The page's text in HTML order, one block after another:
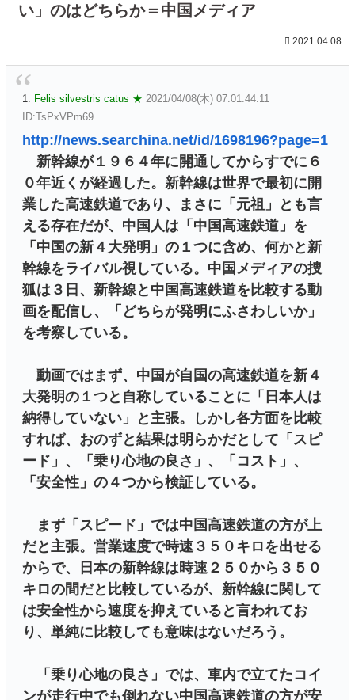
い」のはどちらか＝中国メディア
2021.04.08
1: Felis silvestris catus ★ 2021/04/08(木) 07:01:44.11
ID:TsPxVPm69
http://news.searchina.net/id/1698196?page=1
新幹線が１９６４年に開通してからすでに６
０年近くが経過した。新幹線は世界で最初に開
業した高速鉄道であり、まさに「元祖」とも言
える存在だが、中国人は「中国高速鉄道」を
「中国の新４大発明」の１つに含め、何かと新
幹線をライバル視している。中国メディアの捜
狐は３日、新幹線と中国高速鉄道を比較する動
画を配信し、「どちらが発明にふさわしいか」
を考察している。
動画ではまず、中国が自国の高速鉄道を新４
大発明の１つと自称していることに「日本人は
納得していない」と主張。しかし各方面を比較
すれば、おのずと結果は明らかだとして「スピ
ード」、「乗り心地の良さ」、「コスト」、
「安全性」の４つから検証している。
まず「スピード」では中国高速鉄道の方が上
だと主張。営業速度で時速３５０キロを出せる
からで、日本の新幹線は時速２５０から３５０
キロの間だと比較しているが、新幹線に関して
は安全性から速度を抑えていると言われてお
り、単純に比較しても意味はないだろう。
「乗り心地の良さ」では、車内で立てたコイ
ンが走行中でも倒れない中国高速鉄道の方が安